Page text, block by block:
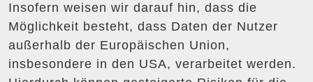
Insofern weisen wir darauf hin, dass die
Möglichkeit besteht, dass Daten der Nutzer
außerhalb der Europäischen Union,
insbesondere in den USA, verarbeitet werden.